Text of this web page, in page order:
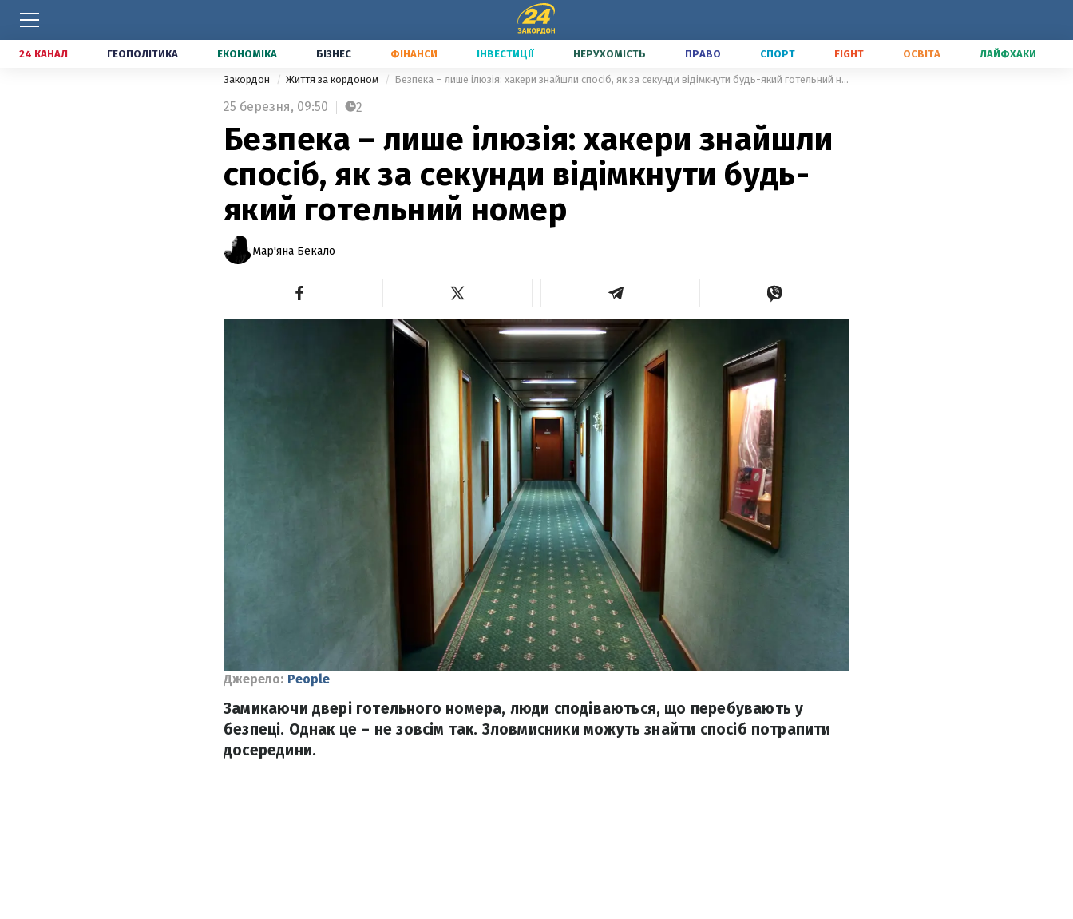
24 КАНАЛ ГЕОПОЛІТИКА ЕКОНОМІКА БІЗНЕС ФІНАНСИ ІНВЕСТИЦІЇ НЕРУХОМІСТЬ ПРАВО СПОРТ FIGHT ОСВІТА ЛАЙФХАКИ
Закордон Життя за кордоном Безпека – лише ілюзія: хакери знайшли спосіб, як за секунди відімкнути будь-який готельний номер
25 березня, 09:50 2
Безпека – лише ілюзія: хакери знайшли
спосіб, як за секунди відімкнути будь-
який готельний номер
Мар'яна Бекало
Джерело: People
Замикаючи двері готельного номера, люди сподіваються, що перебувають у
безпеці. Однак це – не зовсім так. Зловмисники можуть знайти спосіб потрапити
досередини.